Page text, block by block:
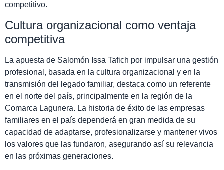
competitivo.
Cultura organizacional como ventaja
competitiva
La apuesta de Salomón Issa Tafich por impulsar una gestión
profesional, basada en la cultura organizacional y en la
transmisión del legado familiar, destaca como un referente
en el norte del país, principalmente en la región de la
Comarca Lagunera. La historia de éxito de las empresas
familiares en el país dependerá en gran medida de su
capacidad de adaptarse, profesionalizarse y mantener vivos
los valores que las fundaron, asegurando así su relevancia
en las próximas generaciones.